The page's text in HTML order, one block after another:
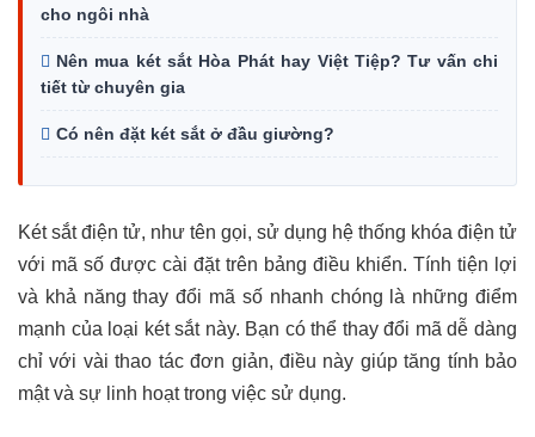
cho ngôi nhà
Nên mua két sắt Hòa Phát hay Việt Tiệp? Tư vấn chi
tiết từ chuyên gia
Có nên đặt két sắt ở đầu giường?
Két sắt điện tử, như tên gọi, sử dụng hệ thống khóa điện tử
với mã số được cài đặt trên bảng điều khiển. Tính tiện lợi
và khả năng thay đổi mã số nhanh chóng là những điểm
mạnh của loại két sắt này. Bạn có thể thay đổi mã dễ dàng
chỉ với vài thao tác đơn giản, điều này giúp tăng tính bảo
mật và sự linh hoạt trong việc sử dụng.